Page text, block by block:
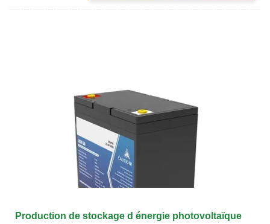
Production de stockage d énergie photovoltaïque